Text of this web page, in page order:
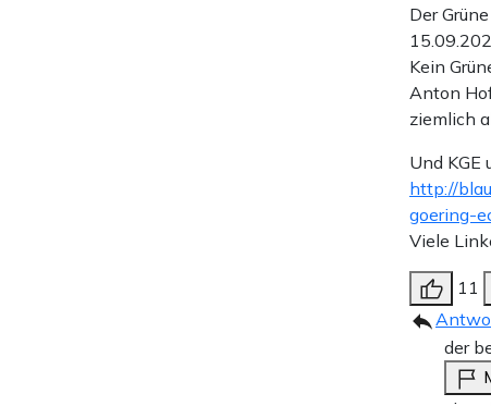
Der
Kein
Anton
ziemlich
Und KGE
http://
goering-
Viele
11
der